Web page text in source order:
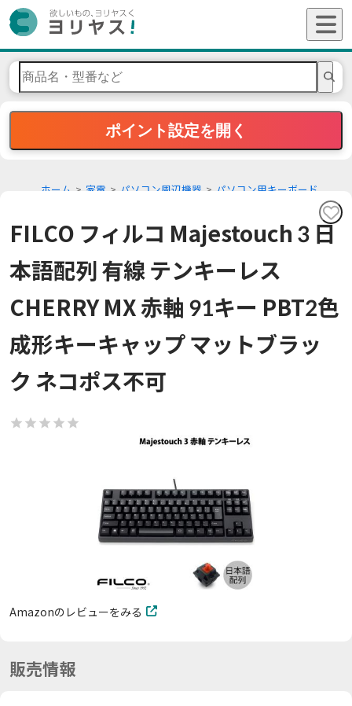
ポイント設定を開く
ホーム 家電 パソコン周辺機器 パソコン用キーボード
FILCO フィルコ Majestouch 3 日
本語配列 有線 テンキーレス
CHERRY MX 赤軸 91キー PBT2色
成形キーキャップ マットブラッ
ク ネコポス不可
Amazonのレビューをみる
販売情報